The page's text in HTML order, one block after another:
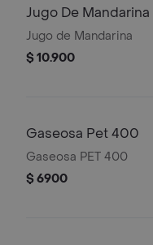
Jugo De Mandarina
Jugo de Mandarina
$ 10.900
Gaseosa Pet 400
Gaseosa PET 400
$ 6900